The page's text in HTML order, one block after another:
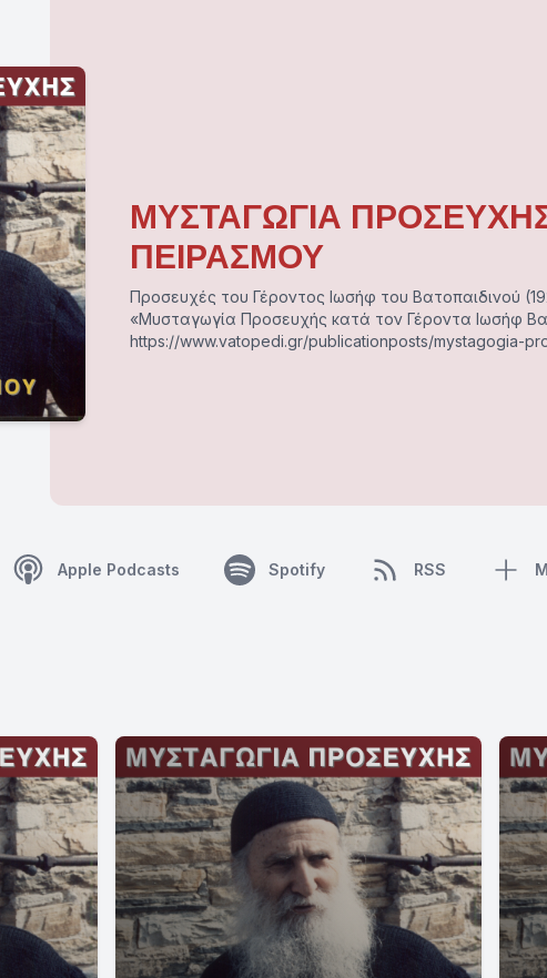
ΜΥΣΤΑΓΩΓΙΑ
ΠΕΙΡΑΣΜΟΥ
Προσευχές του Γέροντος Ιωσήφ του Βατοπαιδινού
«Μυσταγωγία Προσευχής κατά τον Γέροντα Ιωσήφ
https://www.vatopedi.gr/publicationposts/mystagogia-
Apple Podcasts Spotify RSS